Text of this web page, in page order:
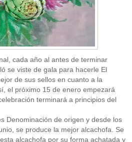
cada año al antes de terminar
se viste de gala para hacerle El
de sus sellos en cuanto a la
el próximo 15 de enero empezará
terminará a principios del
Denominación de origen y desde los
se produce la mejor alcachofa. Se
alcachofa por su forma achatada y